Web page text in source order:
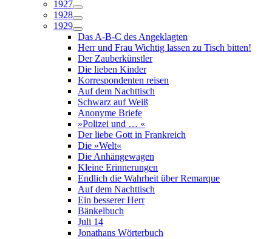
1927
1928
1929
Das A-B-C des Angeklagten
Herr und Frau Wichtig lassen zu Tisch bitten!
Der Zauberkünstler
Die lieben Kinder
Korrespondenten reisen
Auf dem Nachttisch
Schwarz auf Weiß
Anonyme Briefe
»Polizei und … «
Der liebe Gott in Frankreich
Die »Welt«
Die Anhängewagen
Kleine Erinnerungen
Endlich die Wahrheit über Remarque
Auf dem Nachttisch
Ein besserer Herr
Bänkelbuch
Juli 14
Jonathans Wörterbuch